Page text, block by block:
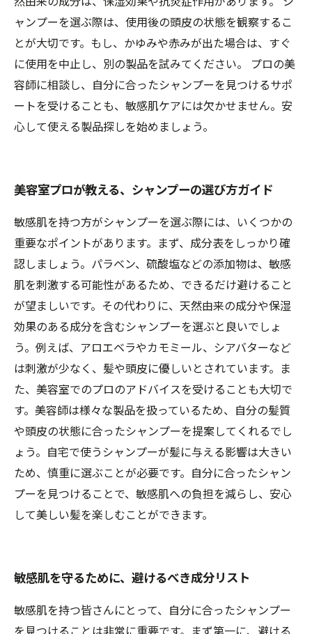
ャンプーを選ぶ際は、使用後の頭皮の状態を観察するこ
とが大切です。もし、かゆみや赤みが出た場合は、すぐ
に使用を中止し、別の製品を試みてください。 プロの美
容師に相談し、自分に合ったシャンプーを見つけるサポ
ートを受けることも、敏感肌ケアには欠かせません。安
心して使える製品探しを始めましょう。
美容室プロが教える、シャンプーの選び方ガイド
敏感肌を持つ方がシャンプーを選ぶ際には、いくつかの
重要なポイントがあります。まず、成分表をしっかり確
認しましょう。パラベン、硫酸塩などの添加物は、敏感
肌を刺激する可能性があるため、できるだけ避けること
が望ましいです。その代わりに、天然由来の成分や保湿
効果のある成分を含むシャンプーを選ぶと良いでしょ
う。例えば、アロエベラやカモミール、シアバターなど
は刺激が少なく、髪や頭皮に優しいとされています。ま
た、美容室でのプロのアドバイスを受けることも大切で
す。美容師は様々な製品を扱っているため、自分の髪質
や頭皮の状態に合ったシャンプーを提案してくれるでし
ょう。自宅で使うシャンプーが髪に与える影響は大きい
ため、慎重に選ぶことが必要です。自分に合ったシャン
プーを見つけることで、敏感肌への負担を減らし、安心
して美しい髪を楽しむことができます。
敏感肌を守るために、避けるべき成分リスト
敏感肌を持つ皆さんにとって、自分に合ったシャンプー